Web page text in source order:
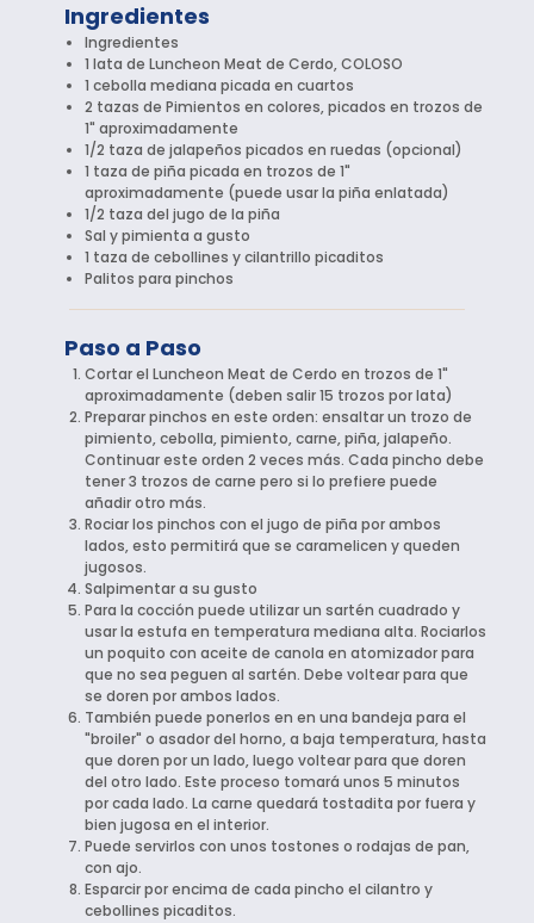
Ingredientes
Ingredientes
1 lata de Luncheon Meat de Cerdo, COLOSO
1 cebolla mediana picada en cuartos
2 tazas de Pimientos en colores, picados en trozos de
1" aproximadamente
1/2 taza de jalapeños picados en ruedas (opcional)
1 taza de piña picada en trozos de 1"
aproximadamente (puede usar la piña enlatada)
1/2 taza del jugo de la piña
Sal y pimienta a gusto
1 taza de cebollines y cilantrillo picaditos
Palitos para pinchos
Paso a Paso
Cortar el Luncheon Meat de Cerdo en trozos de 1"
aproximadamente (deben salir 15 trozos por lata)
Preparar pinchos en este orden: ensaltar un trozo de
pimiento, cebolla, pimiento, carne, piña, jalapeño.
Continuar este orden 2 veces más. Cada pincho debe
tener 3 trozos de carne pero si lo prefiere puede
añadir otro más.
Rociar los pinchos con el jugo de piña por ambos
lados, esto permitirá que se caramelicen y queden
jugosos.
Salpimentar a su gusto
Para la cocción puede utilizar un sartén cuadrado y
usar la estufa en temperatura mediana alta. Rociarlos
un poquito con aceite de canola en atomizador para
que no sea peguen al sartén. Debe voltear para que
se doren por ambos lados.
También puede ponerlos en en una bandeja para el
"broiler" o asador del horno, a baja temperatura, hasta
que doren por un lado, luego voltear para que doren
del otro lado. Este proceso tomará unos 5 minutos
por cada lado. La carne quedará tostadita por fuera y
bien jugosa en el interior.
Puede servirlos con unos tostones o rodajas de pan,
con ajo.
Esparcir por encima de cada pincho el cilantro y
cebollines picaditos.